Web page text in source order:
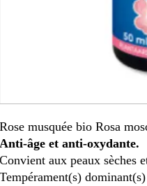
Rose musquée bio Rosa
Anti-âge et anti-oxydante.
Convient aux peaux sèches
Tempérament(s)